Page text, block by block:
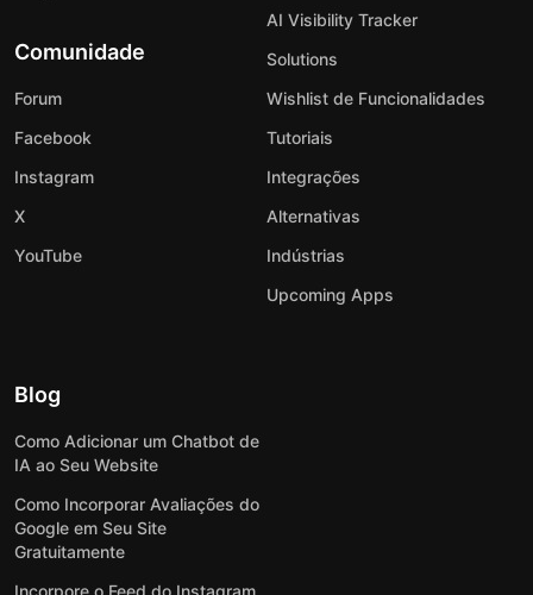
Comunidade
Forum
Facebook
Instagram
X
YouTube
AI Visibility Tracker
Solutions
Wishlist de Funcionalidades
Tutoriais
Integrações
Alternativas
Indústrias
Upcoming Apps
Blog
Como Adicionar um Chatbot de
IA ao Seu Website
Como Incorporar Avaliações do
Google em Seu Site
Gratuitamente